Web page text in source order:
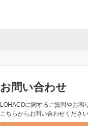
お問い合わせ
LOHACOに関するご質問やお困
こちらからお問い合わせください